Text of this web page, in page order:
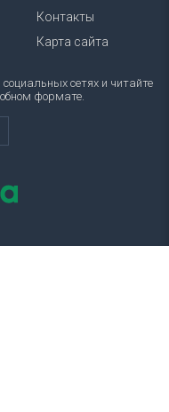
Контакты
Карта сайта
сетях и читайте
формате.